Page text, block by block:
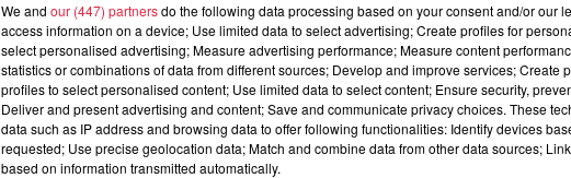
Horoscope du samedi 08 août 2026
Horoscope du samedi 08 août 2026
We and our (447) partnersdo the following data processing based on your consent and/or our
access information on a device; Use limited data to select advertising; Create profiles for
select personalised advertising; Measure advertising performance; Measure content
statistics or combinations of data from different sources; Develop and improve services; Create
profiles to select personalised content; Use limited data to select content; Ensure security,
Deliver and present advertising and content; Save and communicate privacy choices. These
data such as IP address and browsing data to offer following functionalities: Identify devices
requested; Use precise geolocation data; Match and combine data from other data sources;
based on information transmitted automatically.